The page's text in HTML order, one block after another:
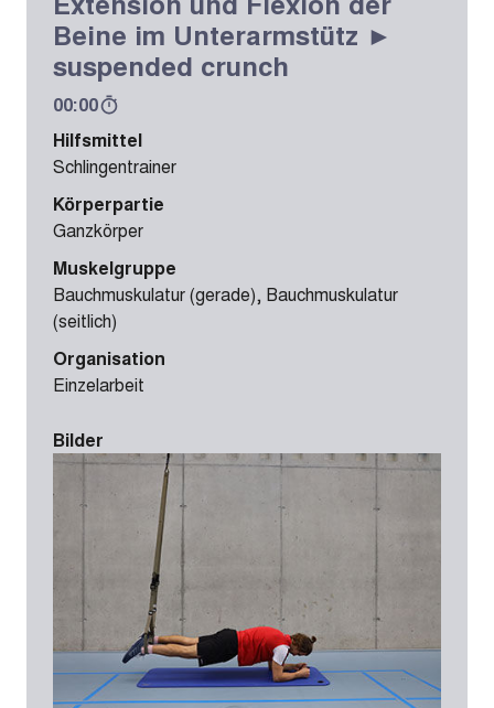
Beine im Unterarmstütz ►
suspended crunch
00:00
Hilfsmittel
Schlingentrainer
Körperpartie
Ganzkörper
Muskelgruppe
Bauchmuskulatur (gerade), Bauchmuskulatur
(seitlich)
Organisation
Einzelarbeit
Bilder